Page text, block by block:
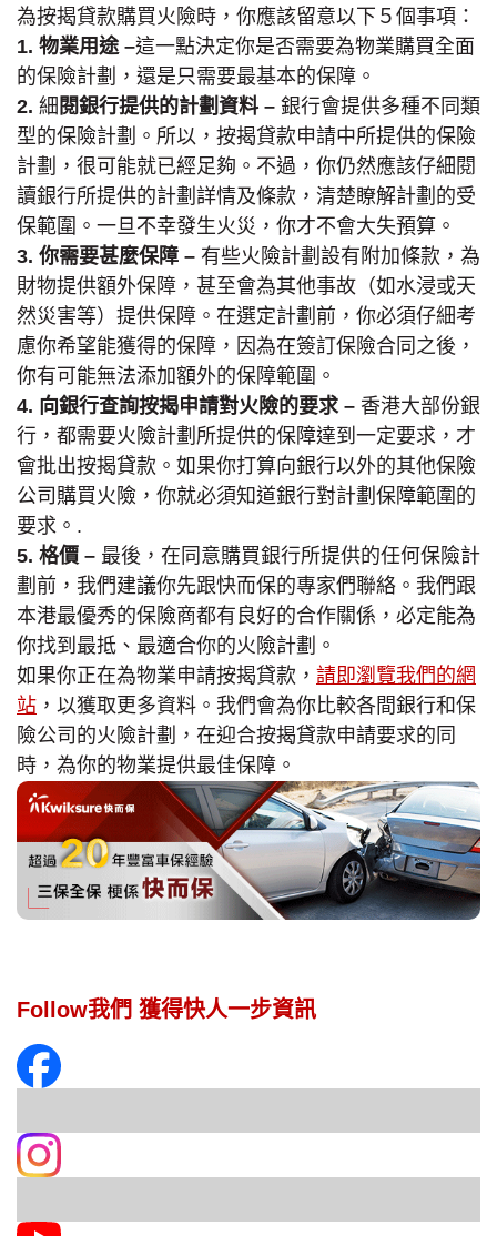
為按揭貸款購買火險時，你應該留意以下５個事項：
1. 物業用途 –這一點決定你是否需要為物業購買全面
的保險計劃，還是只需要最基本的保障。
2. 細 閱銀行提供的計劃資料– 銀行會提供多種不同類
型的保險計劃。所以，按揭貸款申請中所提供的保險
計劃，很可能就已經足夠。不過，你仍然應該仔細閱
讀銀行所提供的計劃詳情及條款，清楚瞭解計劃的受
保範圍。一旦不幸發生火災，你才不會大失預算。
3. 你需要甚麼保障 – 有些火險計劃設有附加條款，為
財物提供額外保障，甚至會為其他事故（如水浸或天
然災害等）提供保障。在選定計劃前，你必須仔細考
慮你希望能獲得的保障，因為在簽訂保險合同之後，
你有可能無法添加額外的保障範圍。
4. 向銀行查詢按揭申請對火險的要求 – 香港大部份銀
行，都需要火險計劃所提供的保障達到一定要求，才
會批出按揭貸款。如果你打算向銀行以外的其他保險
公司購買火險，你就必須知道銀行對計劃保障範圍的
要求。.
5. 格價 – 最後，在同意購買銀行所提供的任何保險計
劃前，我們建議你先跟快而保的專家們聯絡。我們跟
本港最優秀的保險商都有良好的合作關係，必定能為
你找到最抵、最適合你的火險計劃。
如果你正在為物業申請按揭貸款， 請即瀏覽我們的網
站 ，以獲取更多資料。我們會為你比較各間銀行和保
險公司的火險計劃，在迎合按揭貸款申請要求的同
時，為你的物業提供最佳保障。
Follow我們 獲得快人一步資訊